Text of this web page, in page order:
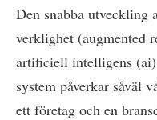
Den snabba utveckling
verklighet (augmented
artificiell intelligens
system påverkar såväl
ett företag och en